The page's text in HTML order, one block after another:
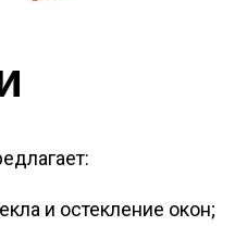
и остекление окон;